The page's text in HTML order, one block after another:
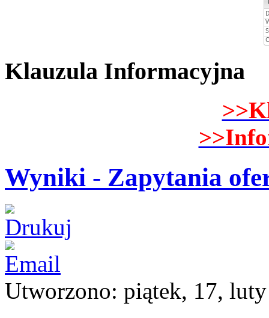
Klauzula Informacyjna
Wyniki - Zapytania
Utworzono: piątek, 17,